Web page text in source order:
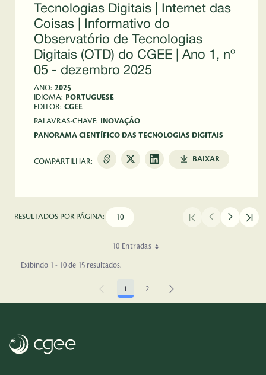
Tecnologias Digitais | Internet das
Coisas | Informativo do
Observatório de Tecnologias
Digitais (OTD) do CGEE | Ano 1, nº
05 - dezembro 2025
ANO: 2025
IDIOMA: PORTUGUESE
EDITOR: CGEE
PALAVRAS-CHAVE:
INOVAÇÃO
PANORAMA CIENTÍFICO DAS TECNOLOGIAS DIGITAIS
COMPARTILHAR: BAIXAR
RESULTADOS POR PÁGINA:
10 Entradas
Exibindo 1 - 10 de 15 resultados.
Página
1 Página
2